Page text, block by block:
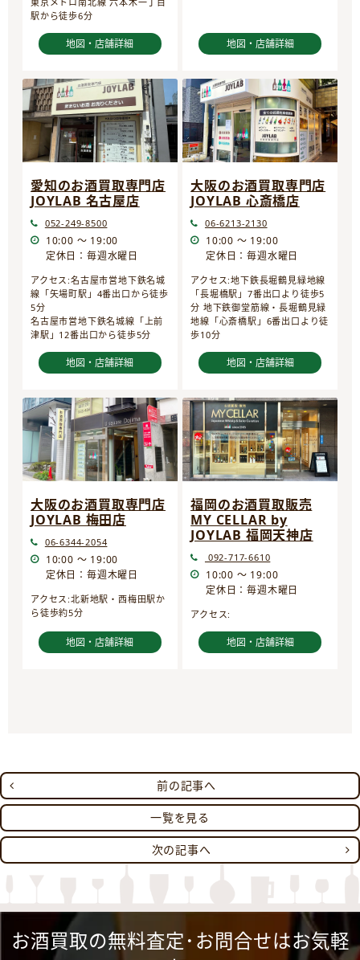
駅から徒歩6分
地図・店舗詳細 地図・店舗詳細
愛知のお酒買取専門店
JOYLAB 名古屋店
052-249-8500
10:00 ～ 19:00
定休日：毎週水曜日
アクセス:名古屋市営地下鉄名城
線「矢場町駅」4番出口から徒歩
5分
名古屋市営地下鉄名城線「上前
津駅」12番出口から徒歩5分
地図・店舗詳細
大阪のお酒買取専門店
JOYLAB 心斎橋店
06-6213-2130
10:00 ～ 19:00
定休日：毎週水曜日
アクセス:地下鉄長堀鶴見緑地線
「長堀橋駅」7番出口より徒歩5
分 地下鉄御堂筋線・長堀鶴見緑
地線「心斎橋駅」6番出口より徒
歩10分
地図・店舗詳細
大阪のお酒買取専門店
JOYLAB 梅田店
06-6344-2054
10:00 ～ 19:00
定休日：毎週木曜日
アクセス:北新地駅・西梅田駅か
ら徒歩約5分
地図・店舗詳細
福岡のお酒買取販売
MY CELLAR by
JOYLAB 福岡天神店
092-717-6610
10:00 ～ 19:00
定休日：毎週木曜日
アクセス:
地図・店舗詳細
前の記事へ
一覧を見る
次の記事へ
お酒買取の無料査定･お問合せはお気軽